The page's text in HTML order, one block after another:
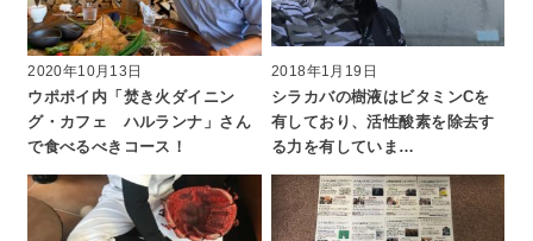
2020年10月13日
ウポポイ内「焚き火ダイニン
グ・カフェ ハルランナ」さん
で食べるべきコース！
2018年1月19日
シラカバの樹液はビタミンCを
有しており、活性酸素を除去す
る力を有していま…